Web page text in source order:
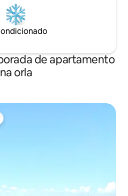
charme
é o lugar
tarde tranquila
passam.
ามสะดวกครบ
ต่งแบบไทย ร่วม
ำอยู่ท่ามกลาง
กล้เซเว่น และ
ร มีกิจกรรม
อาหารปลา
ลายวัดรอบ
de apartamento
na orla